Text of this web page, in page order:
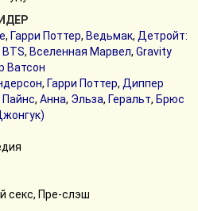
, Гарри Поттер, Ведьмак, Детройт:
BTS, Вселенная Марвел, Gravity
Ватсон
, Гарри Поттер, Диппер
Пайнс, Анна, Эльза, Геральт, Брюс
секс, Пре-слэш